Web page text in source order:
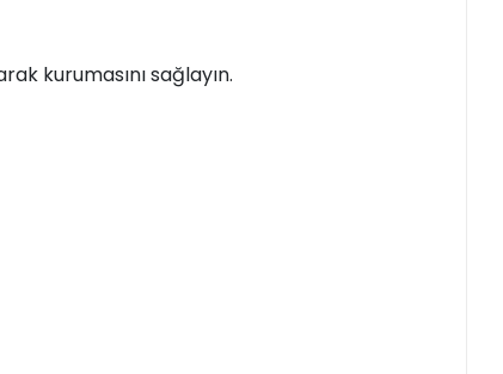
kurumasını sağlayın.